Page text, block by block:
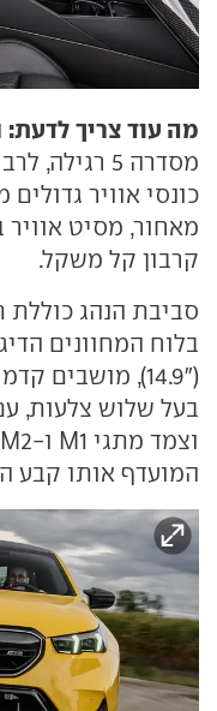
מה עוד צריך לדעת:
מסדרה 5
כונסי אוויר
מאחור, מסיט
קרבון קל משקל.
סביבת הנהג כוללת
("14.9),
בעל שלוש צלעות,
המועדף אותו קבע